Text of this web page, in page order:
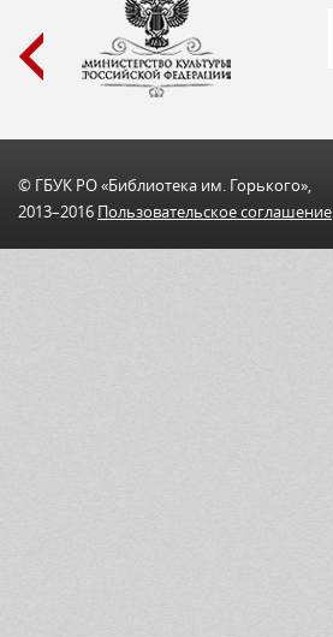
© ГБУК РО «Библиотека им. Горького»,
2013–2016 Пользовательскоe соглашениe